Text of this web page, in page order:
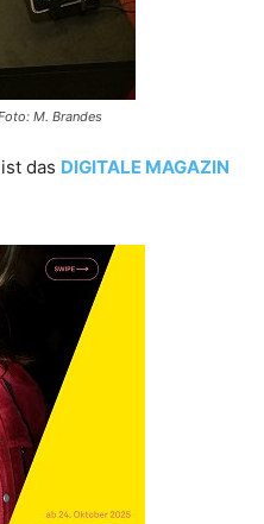
M. Brandes
das DIGITALE MAGAZIN